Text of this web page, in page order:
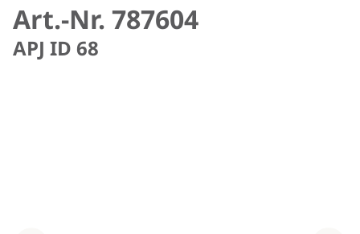
Art.-Nr. 787604
APJ ID 68